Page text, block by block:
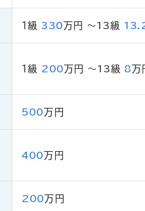
１級 330万円 〜13級
１級 200万円 〜13級 8万
500万円
400万円
200万円